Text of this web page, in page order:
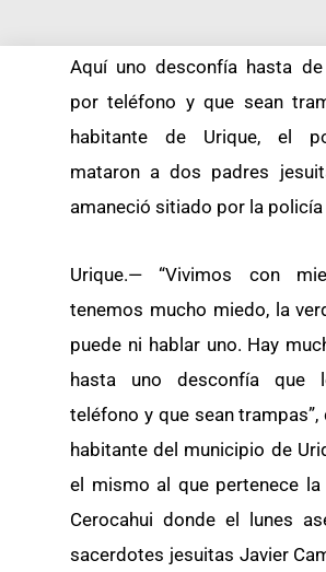
Aquí uno desconfía hasta
por teléfono y que sean
habitante de Urique, el
mataron a dos padres
amaneció sitiado por la policía
Urique.— “Vivimos con
tenemos mucho miedo, la
puede ni hablar uno. Hay
hasta uno desconfía que
teléfono y que sean trampas”,
habitante del municipio de
el mismo al que pertenece
Cerocahui donde el lunes
sacerdotes jesuitas Javier